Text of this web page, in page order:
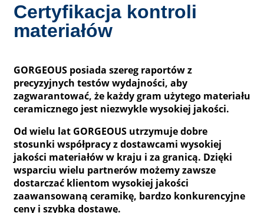
Precyzyjna ceramika konstrukcyjnaCeramika
termicznaCeramika półprzewodnikowa
motoryzacyjnyPrzemysł chemiczny
Certyfikacja kontroli
materiałów
GORGEOUS posiada szereg raportów z
precyzyjnych testów wydajności, aby
zagwarantować, że każdy gram użytego materiału
ceramicznego jest niezwykle wysokiej jakości.
Od wielu lat GORGEOUS utrzymuje dobre
stosunki współpracy z dostawcami wysokiej
jakości materiałów w kraju i za granicą. Dzięki
wsparciu wielu partnerów możemy zawsze
dostarczać klientom wysokiej jakości
zaawansowaną ceramikę, bardzo konkurencyjne
ceny i szybką dostawę.